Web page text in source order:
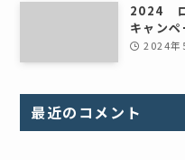
2024 ロ
キャンペ
2024年
最近のコメント